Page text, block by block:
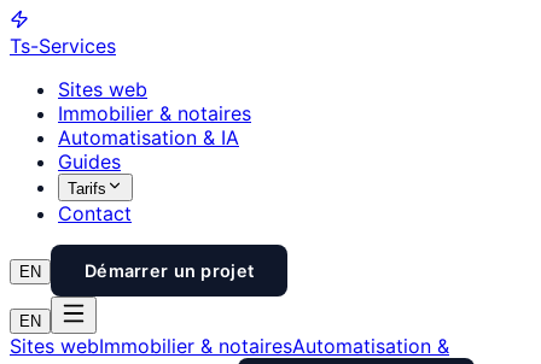
Ts-Services
Sites web
Immobilier & notaires
Automatisation & IA
Guides
Tarifs
Contact
EN Démarrer un projet
EN
Sites webImmobilier & notairesAutomatisation &